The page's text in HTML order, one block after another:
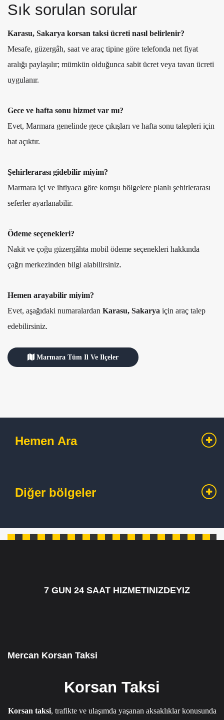
Sık sorulan sorular
Karasu, Sakarya korsan taksi ücreti nasıl belirlenir?
Mesafe, güzergâh, saat ve araç tipine göre telefonda net fiyat
aralığı paylaşılır; mümkün olduğunca sabit ücret veya tavan ücreti
uygulanır.
Gece ve hafta sonu hizmet var mı?
Evet, Marmara genelinde gece çıkışları ve hafta sonu talepleri için
hat açıktır.
Şehirlerarası gidebilir miyim?
Marmara içi ve ihtiyaca göre komşu bölgelere planlı şehirlerarası
seferler ayarlanabilir.
Ödeme seçenekleri?
Nakit ve çoğu güzergâhta mobil ödeme seçenekleri hakkında
çağrı merkezinden bilgi alabilirsiniz.
Hemen arayabilir miyim?
Evet, aşağıdaki numaralardan Karasu, Sakarya için araç talep
edebilirsiniz.
Marmara Tüm Il Ve Ilçeler
Hemen Ara
Diğer bölgeler
7 GUN 24 SAAT HIZMETINIZDEYIZ
7/24 CAGRI HATTIMIZ 05349795098
Mercan Korsan Taksi
Korsan Taksi
Korsan taksi, trafikte ve ulaşımda yaşanan aksaklıklar konusunda